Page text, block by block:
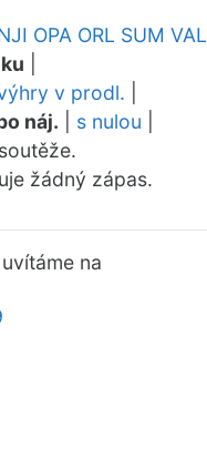
OPA ORL SUM VAL
v prodl.
náj. s nulou
žádný zápas.
na